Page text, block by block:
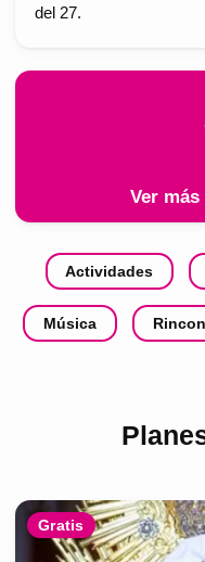
del 27.
Ver
Actividades
Música
Gratis